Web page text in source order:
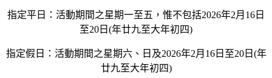
指定平日：活動期間之星期一至五，惟不包括2026年2月16日
至20日(年廿九至大年初四)
指定假日：活動期間之星期六、日及2026年2月16日至20日(年
廿九至大年初四)